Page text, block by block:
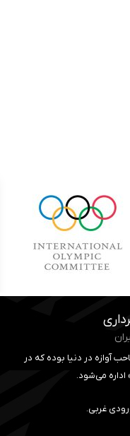
آوازه در دنیا بوده که در
می‌شود.
غربی.